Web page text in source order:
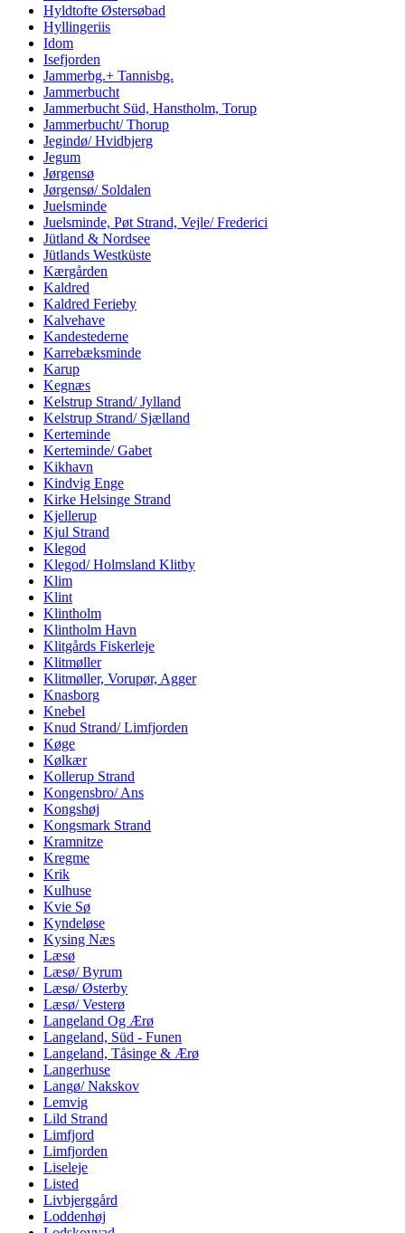
Hyldtofte Østersøbad
Hyllingeriis
Idom
Isefjorden
Jammerbg.+ Tannisbg.
Jammerbucht
Jammerbucht Süd, Hanstholm, Torup
Jammerbucht/ Thorup
Jegindø/ Hvidbjerg
Jegum
Jørgensø
Jørgensø/ Soldalen
Juelsminde
Juelsminde, Pøt Strand, Vejle/ Frederici
Jütland & Nordsee
Jütlands Westküste
Kærgården
Kaldred
Kaldred Ferieby
Kalvehave
Kandestederne
Karrebæksminde
Karup
Kegnæs
Kelstrup Strand/ Jylland
Kelstrup Strand/ Sjælland
Kerteminde
Kerteminde/ Gabet
Kikhavn
Kindvig Enge
Kirke Helsinge Strand
Kjellerup
Kjul Strand
Klegod
Klegod/ Holmsland Klitby
Klim
Klint
Klintholm
Klintholm Havn
Klitgårds Fiskerleje
Klitmøller
Klitmøller, Vorupør, Agger
Knasborg
Knebel
Knud Strand/ Limfjorden
Køge
Kølkær
Kollerup Strand
Kongensbro/ Ans
Kongshøj
Kongsmark Strand
Kramnitze
Kregme
Krik
Kulhuse
Kvie Sø
Kyndeløse
Kysing Næs
Læsø
Læsø/ Byrum
Læsø/ Østerby
Læsø/ Vesterø
Langeland Og Ærø
Langeland, Süd - Funen
Langeland, Tåsinge & Ærø
Langerhuse
Langø/ Nakskov
Lemvig
Lild Strand
Limfjord
Limfjorden
Liseleje
Listed
Livbjerggård
Loddenhøj